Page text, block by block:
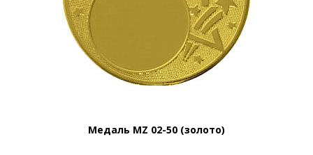
Медаль MZ 02-50 (золото)